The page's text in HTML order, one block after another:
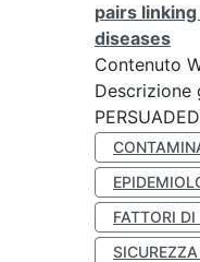
pairs
diseases
Contenuto
Descrizione
PERSUADED
FATTORI DI